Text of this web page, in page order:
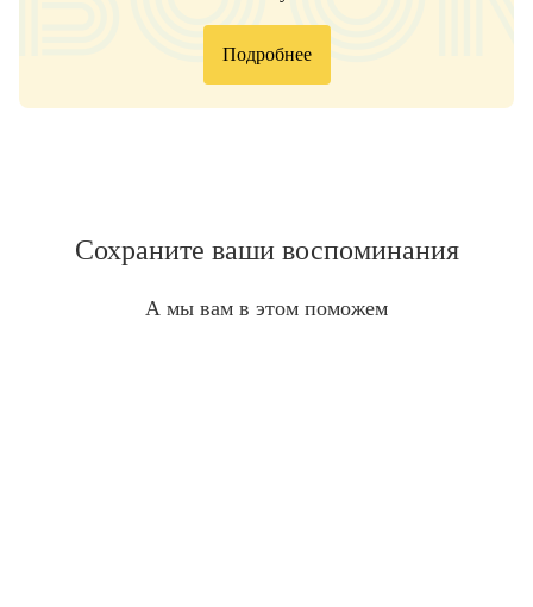
Подробнее
Сохраните ваши воспоминания
А мы вам в этом поможем